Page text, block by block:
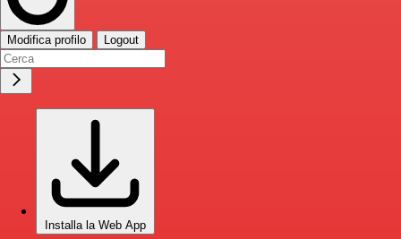
Modifica profilo Logout
Installa la Web App